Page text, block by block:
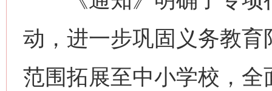
动，进一步巩固义务教
范围拓展至中小学校，